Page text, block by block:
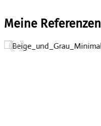
Meine Referenzen